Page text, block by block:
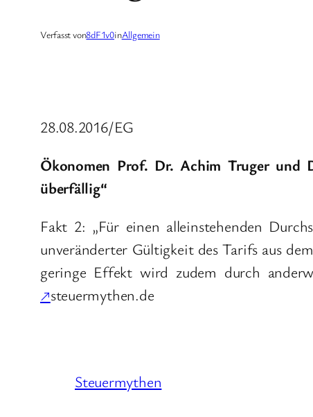
Verfasst von8dF1v0inAllgemein
28.08.2016/EG
Ökonomen Prof. Dr. Achim Truger und
überfällig“
Fakt 2: „Für einen alleinstehenden
unveränderter Gültigkeit des Tarifs aus
geringe Effekt wird zudem durch
↗steuermythen.de
Steuermythen